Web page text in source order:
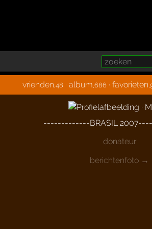
vrienden ,48 ·album ,686 ·favorieten
-------------BRASIL
donateur
berichtenfoto →